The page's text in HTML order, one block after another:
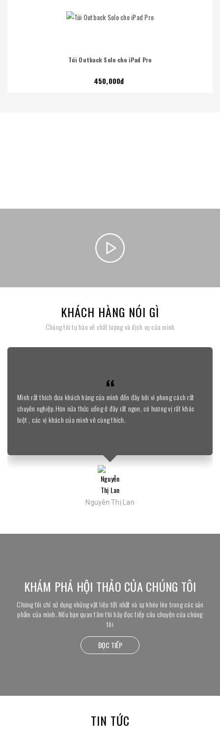
Túi Outback Solo cho iPad Pro
450,000đ
Găng tay cảm ứng nam GTTACUNA-35-D
150,000đ
Túi duffel Bolt
Túi đựng Laptop BackPack
400,000đ
Ví nam dáng ngang cổ điển VNTAN-31N
KHÁCH HÀNG NÓI GÌ
Chúng tôi tự hào về chất lượng và dịch vụ của mình
Mình rất thích đưa khách hàng của mình đến đây bởi vì phong cách rất
chuyên nghiệp.Hơn nữa thức uống ở đây rất ngon, có hương vị rất khác
biệt , các vị khách của mình vô cùng thích.
Nguyễn Thị Lan
bạn của mình mỗi khi gặp mặt thì đều đến đây cả.Mong Galleria luôn cho
nhiều đồ ăn mới nhé.
KHÁM PHÁ HỘI THẢO CỦA CHÚNG TÔI
Chúng tôi chỉ sử dụng những vật liệu tốt nhất và sự khéo léo trong các sản
phẩm của mình. Nếu bạn quan tâm thì hãy đọc tiếp câu chuyện của chúng
tôi
ĐỌC TIẾP
TIN TỨC